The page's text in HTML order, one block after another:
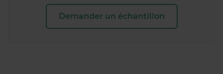
Demander un échantillon